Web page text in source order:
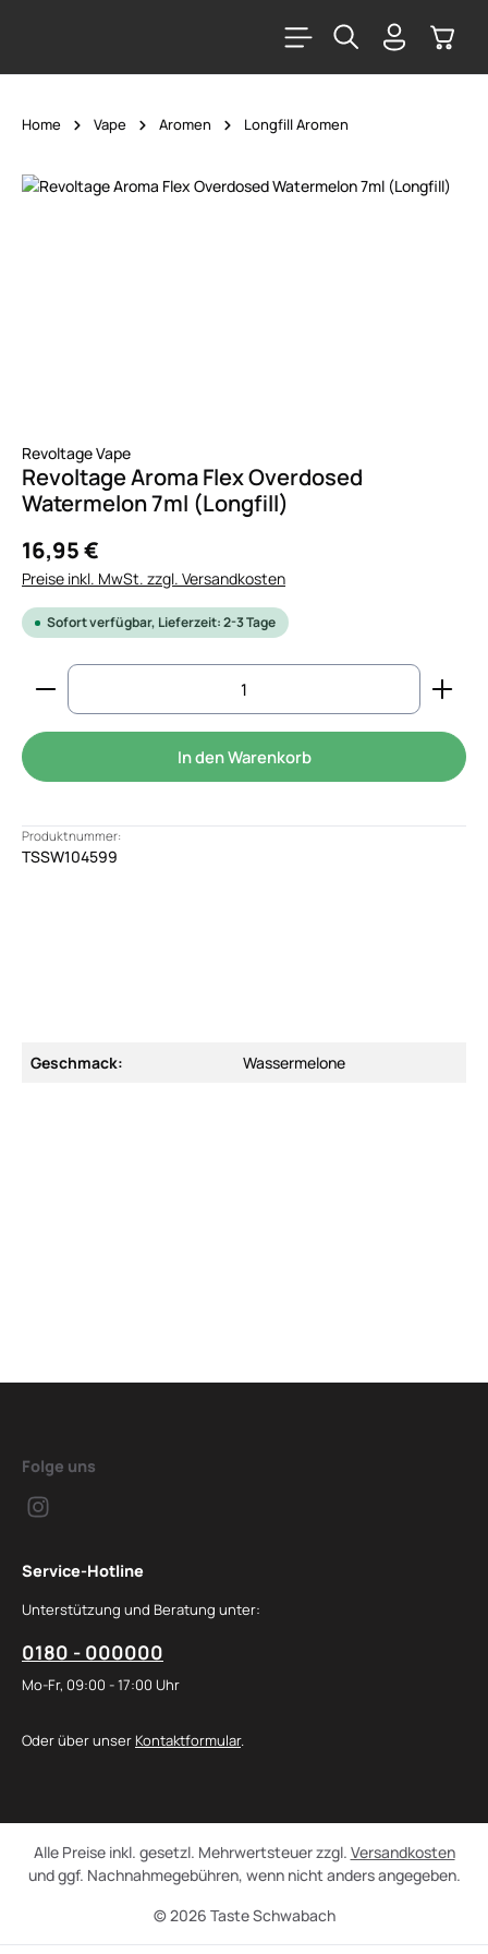
Home Vape Aromen Longfill Aromen
Bildergalerie überspringen
Revoltage Vape
Revoltage Aroma Flex Overdosed
Watermelon 7ml (Longfill)
16,95 €
Preise inkl. MwSt. zzgl. Versandkosten
Sofort verfügbar, Lieferzeit: 2-3 Tage
Produkt Anzahl: Gib den gewünschten Wert
In den Warenkorb
Produktnummer:
TSSW104599
Geschmack: Wassermelone
Folge uns
Service-Hotline
Unterstützung und Beratung unter:
0180 - 000000
Mo-Fr, 09:00 - 17:00 Uhr
Oder über unser Kontaktformular.
© 2026 Taste Schwabach
Alle Preise inkl. gesetzl. Mehrwertsteuer zzgl. Versandkosten
und ggf. Nachnahmegebühren, wenn nicht anders angegeben.